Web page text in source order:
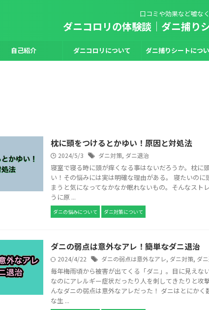
口コミや効果など嘘な
ダニコロリの体験談｜ダニ捕り
自己紹介 ダニコロリについて ダニ捕りシートにつ
枕に頭をつけるとかゆい！原因と対処法
2024/5/3 ダニ対策, ダニ退治
寝室で寝る時に頭が痒くなる事はないだろうか。枕に
い！その悩みには実は明確な理由がある。 寝たいのに
まうと気になってなかなか眠れないもの。そんなスト
うに原 ...
ダニの悩みについて ダニ対策について
ダニの弱点は意外なアレ！簡単なダニ退治
2024/4/22 ダニの弱点は意外なアレ, ダニ対策, ダ
毎年梅雨頃から被害が出てくる「ダニ」。目に見えな
なのにアレルギー症状だったり人を刺してきたりと攻
んなダニの弱点は意外なアレだった！ ダニはとにかく
な生 ...